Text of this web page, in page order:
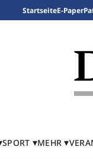
StartseiteE-Paper
SPORT MEHR